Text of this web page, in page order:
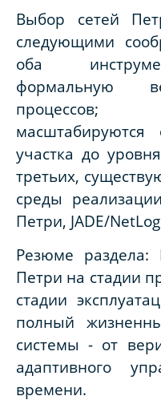
Выбор сетей
следующими
оба
формальную
процессов;
масштабируются
участка до
третьих,
среды
Петри, JADE/
Резюме раздела:
Петри на стадии
стадии
полный
системы - от
адаптивного
времени.